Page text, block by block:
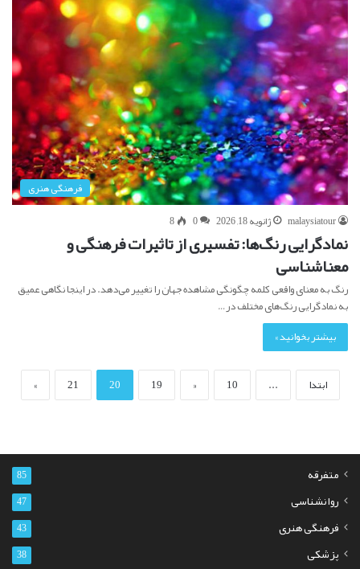
فرهنگی هنری
malaysiatour
ژانویه 18, 2026 0
8
نمادگرایی رنگ‌ها: تفسیری از تاثیرات فرهنگی و
معناشناسی
رنگ به معنای واقعی کلمه چگونگی مشاهده جهان را تغییر می‌دهد. در اینجا نگاهی عمیق
به نمادگرایی رنگ‌های مختلف در…
بیشتر بخوانید »
ابتدا ...
10
«
19
20
21
»
متفرقه 85
روانشناسی 47
فرهنگی هنری 43
پزشکی 38